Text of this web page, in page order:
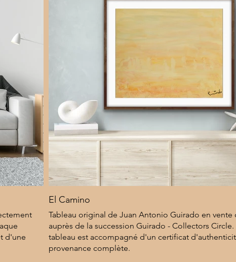
d'une
El Camino
Tableau original de Juan Antonio Guirado en
auprès de la succession Guirado - Collectors
tableau est accompagné d'un certificat
provenance complète.